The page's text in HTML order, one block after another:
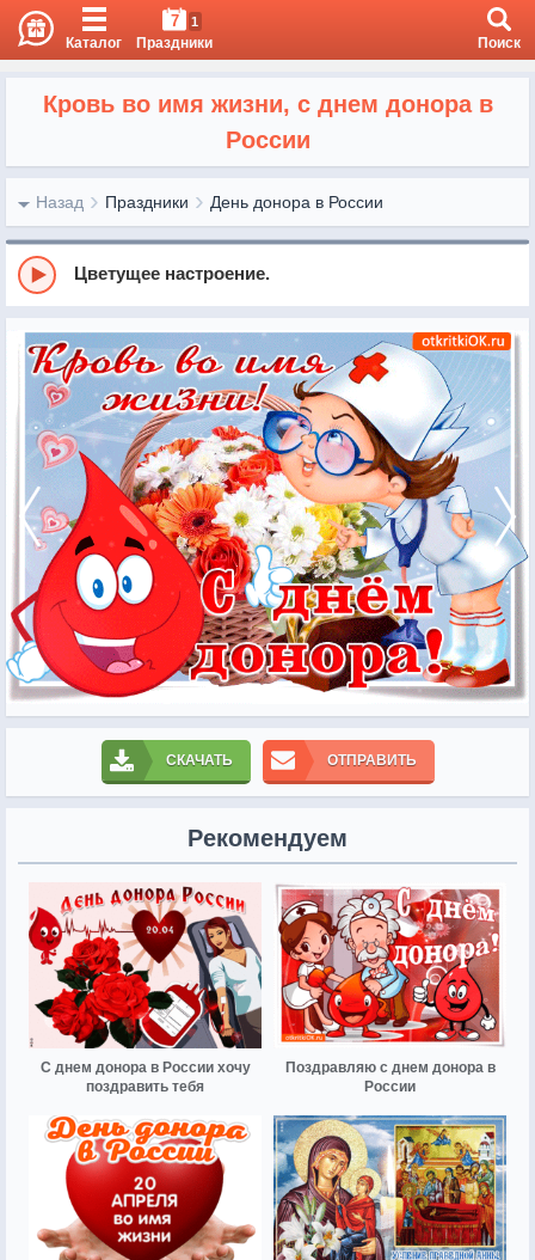
Каталог
7 1
Праздники Поиск
Кровь во имя жизни, с днем донора в
России
Назад Праздники День донора в России
Цветущее настроение.
СКАЧАТЬ ОТПРАВИТЬ
Рекомендуем
С днем донора в России хочу
поздравить тебя
Поздравляю с днем донора в
России